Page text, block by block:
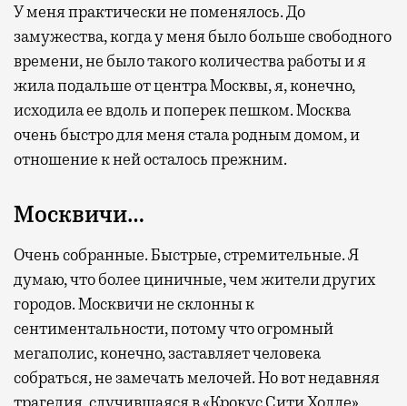
У меня практически не поменялось. До
замужества, когда у меня было больше свободного
времени, не было такого количества работы и я
жила подальше от центра Москвы, я, конечно,
исходила ее вдоль и поперек пешком. Москва
очень быстро для меня стала родным домом, и
отношение к ней осталось прежним.
Москвичи…
Очень собранные. Быстрые, стремительные. Я
думаю, что более циничные, чем жители других
городов. Москвичи не склонны к
сентиментальности, потому что огромный
мегаполис, конечно, заставляет человека
собраться, не замечать мелочей. Но вот недавняя